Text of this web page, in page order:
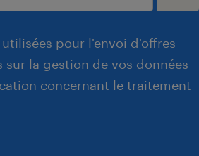
pour l'envoi d'offres
la gestion de vos données
concernant le traitement